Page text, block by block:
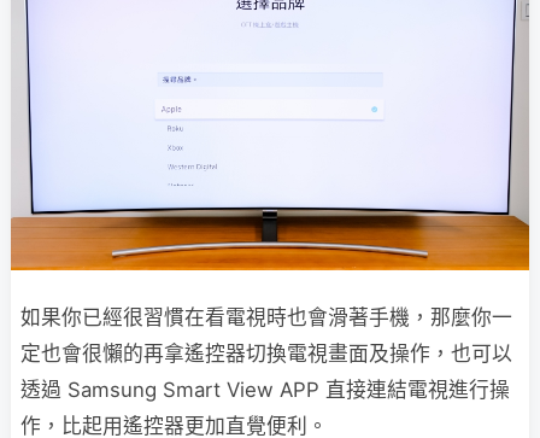
如果你已經很習慣在看電視時也會滑著手機，那麼你一
定也會很懶的再拿遙控器切換電視畫面及操作，也可以
透過 Samsung Smart View APP 直接連結電視進行操
作，比起用遙控器更加直覺便利。